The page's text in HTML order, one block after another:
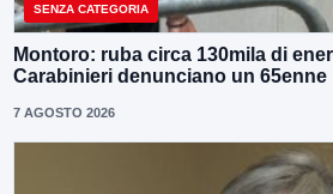
SENZA CATEGORIA
Montoro: ruba circa 130mila di
Carabinieri denunciano un 65enne
7 AGOSTO 2026